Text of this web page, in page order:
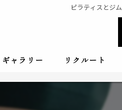
ピラティスとジ
ギャラリー リクルート